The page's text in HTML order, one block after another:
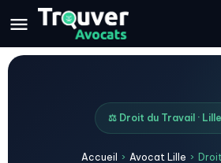
⚖️ Droit du Travail ·
Accueil › Avocat Lille ›